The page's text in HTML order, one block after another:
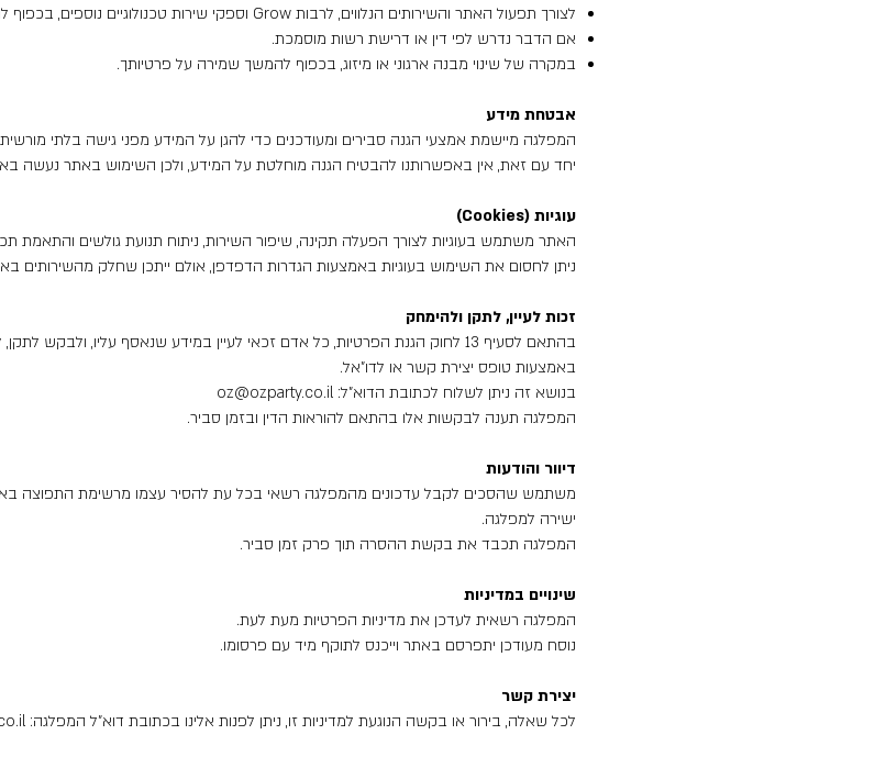
לצורך תפעול האתר והשירותים הנלווים, לרבות Grow וספקי שירות טכנולוגיים נוספים, בכפוף להתחייבותם לשמירה על סודיות ואבטחת מידע.
אם הדבר נדרש לפי דין או דרישת רשות מוסמכת.
במקרה של שינוי מבנה ארגוני או מיזוג, בכפוף להמשך שמירה על פרטיותך.
אבטחת מידע
המפלגה מיישמת אמצעי הגנה סבירים ומעודכנים כדי להגן על המידע מפני גישה בלתי
יחד עם זאת, אין באפשרותנו להבטיח הגנה מוחלטת על המידע, ולכן השימוש באתר נעשה
עוגיות (Cookies)
האתר משתמש בעוגיות לצורך הפעלה תקינה, שיפור השירות, ניתוח תנועת גולשים והתאמת
ניתן לחסום את השימוש בעוגיות באמצעות הגדרות הדפדפן, אולם ייתכן שחלק מהשירותים
זכות לעיין, לתקן ולהימחק
בהתאם לסעיף 13 לחוק הגנת הפרטיות, כל אדם זכאי לעיין במידע שנאסף עליו,
באמצעות טופס יצירת קשר או לדו"אל.
בנושא זה ניתן לשלוח לכתובת הדוא"ל: oz@ozparty.co.il
המפלגה תענה לבקשות אלו בהתאם להוראות הדין ובזמן סביר.
דיוור והודעות
משתמש שהסכים לקבל עדכונים מהמפלגה רשאי בכל עת להסיר עצמו מרשימת התפוצה
ישירה למפלגה.
המפלגה תכבד את בקשת ההסרה תוך פרק זמן סביר.
שינויים במדיניות
המפלגה רשאית לעדכן את מדיניות הפרטיות מעת לעת.
נוסח מעודכן יתפרסם באתר וייכנס לתוקף מיד עם פרסומו.
יצירת קשר
לכל שאלה, בירור או בקשה הנוגעת למדיניות זו, ניתן לפנות אלינו בכתובת דוא"ל המפלגה: